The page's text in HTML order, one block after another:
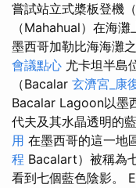
嘗試站立式槳板登機
（Mahahual）在海
墨西哥加勒比海海灘
會議點心 尤卡坦半島
（Bacalar 玄濟宮_康
Bacalar Lagoon以墨
代夫及其水晶透明的
用 在墨西哥的這一地
程 Bacalart）被稱為
看到七個藍色陰影。